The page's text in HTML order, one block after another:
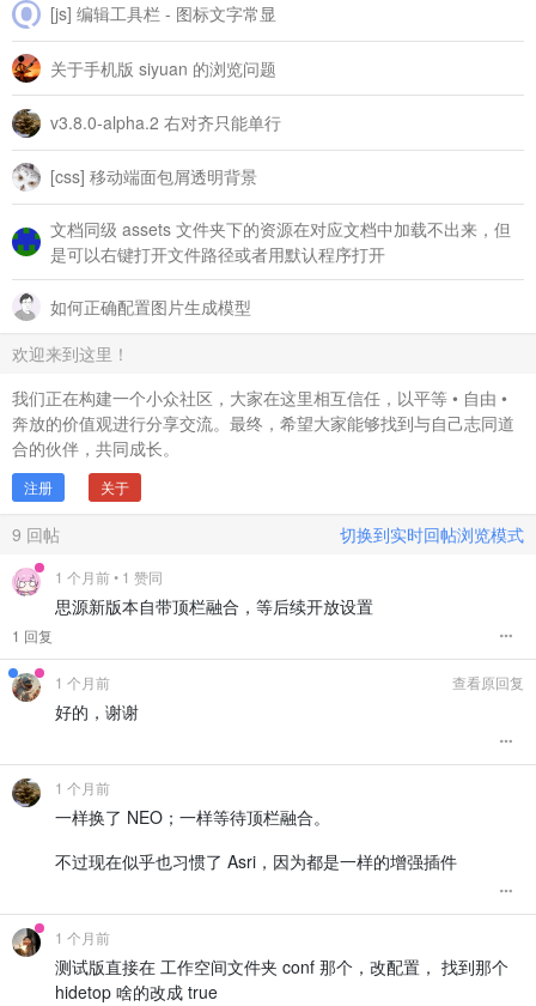
[js] 编辑工具栏 - 图标文字常显
关于手机版 siyuan 的浏览问题
v3.8.0-alpha.2 右对齐只能单行
[css] 移动端面包屑透明背景
文档同级 assets 文件夹下的资源在对应文档中加载不出来，但
是可以右键打开文件路径或者用默认程序打开
如何正确配置图片生成模型
欢迎来到这里！
我们正在构建一个小众社区，大家在这里相互信任，以平等 • 自由 •
奔放的价值观进行分享交流。最终，希望大家能够找到与自己志同道
合的伙伴，共同成长。
注册 关于
9 回帖 切换到实时回帖浏览模式
1 个月前• 1 赞同
思源新版本自带顶栏融合，等后续开放设置
1 回复
1 个月前 查看原回复
好的，谢谢
1 个月前
一样换了 NEO；一样等待顶栏融合。
不过现在似乎也习惯了 Asri，因为都是一样的增强插件
1 个月前
测试版直接在 工作空间文件夹 conf 那个，改配置， 找到那个
hidetop 啥的改成 true